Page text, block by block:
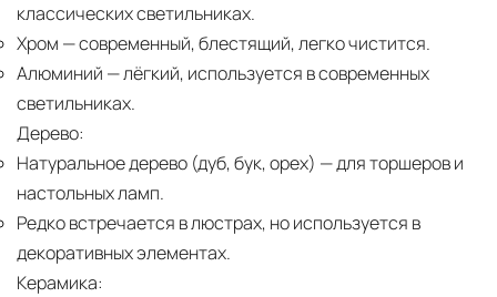
классических светильниках.
Хром — современный, блестящий, легко чистится.
Алюминий — лёгкий, используется в современных
светильниках.
Дерево:
Натуральное дерево (дуб, бук, орех) — для торшеров и
настольных ламп.
Редко встречается в люстрах, но используется в
декоративных элементах.
Керамика: